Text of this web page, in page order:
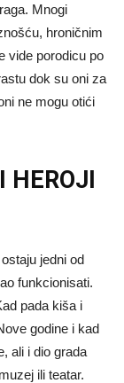
Mnogi
hroničnim
vide porodicu po
dok su oni za
ne mogu otići
HEROJI
jedni od
funkcionisati.
pada kiša i
godine i kad
ali i dio grada
ili teatar.